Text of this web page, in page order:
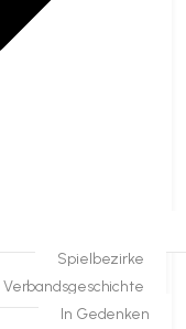
Spielbezirke
Verbandsgeschichte
In Gedenken